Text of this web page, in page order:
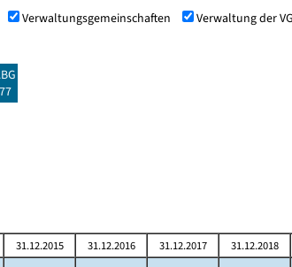
Verwaltungsgemeinschaften Verwaltung der
77
31.12.2015 31.12.2016 31.12.2017 31.12.2018